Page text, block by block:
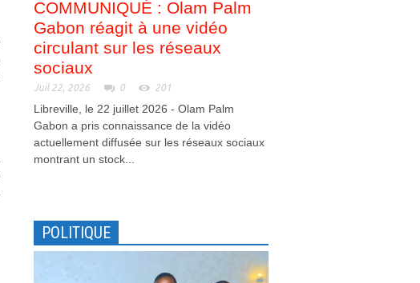
COMMUNIQUÉ : Olam Palm
Gabon réagit à une vidéo
circulant sur les réseaux
sociaux
Juil 22, 2026 0 201
Libreville, le 22 juillet 2026 - Olam Palm
Gabon a pris connaissance de la vidéo
actuellement diffusée sur les réseaux sociaux
montrant un stock...
POLITIQUE